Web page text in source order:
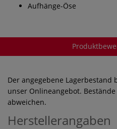
Aufhänge-Öse
Der angegebene
unser Onlineangebot.
abweichen.
Herstellerangaben